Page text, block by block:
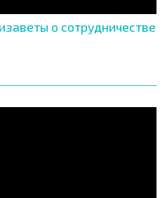
о сотрудничестве